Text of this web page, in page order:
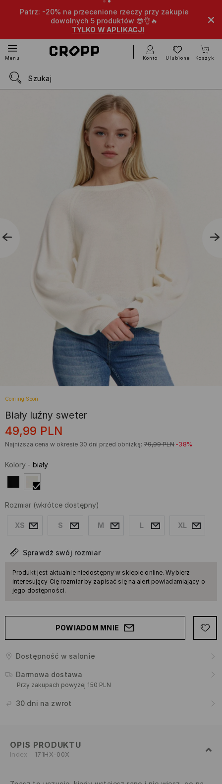
Patrz: -20% na przecenione rzeczy przy zakupie
dowolnych 5 produktów 😎👌🔥
TYLKO W APLIKACJI
Menu Konto Ulubione Koszyk
Coming Soon
Biały luźny sweter
49,99 PLN
Najniższa cena w okresie 30 dni przed obniżką: 79,99 PLN -38%
Kolory - biały
Rozmiar (wkrótce dostępny)
XS S M L XL
Sprawdź swój rozmiar
Produkt jest aktualnie niedostępny w sklepie online. Wybierz
interesujący Cię rozmiar by zapisać się na alert powiadamiający o
jego dostępności.
POWIADOM MNIE
Dostępność w salonie
Darmowa dostawa
Przy zakupach powyżej 150 PLN
30 dni na zwrot
OPIS PRODUKTU
Index 171HX-00X